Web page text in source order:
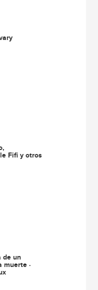
Fifi y otros
de un
muerte ·